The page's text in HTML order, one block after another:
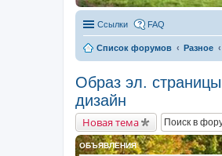
Ссылки FAQ
Список форумов Разное
Образ эл.
дизайн
Новая тема
ОБЪЯВЛЕНИЯ